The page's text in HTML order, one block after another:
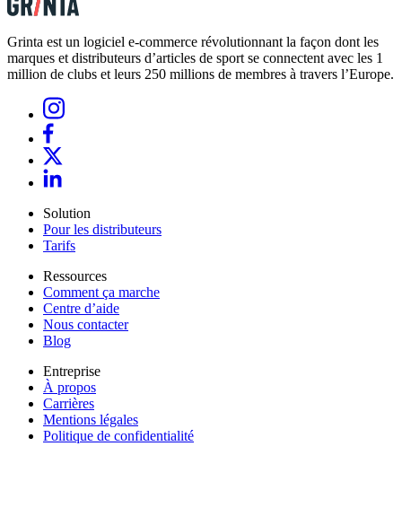
Grinta est un logiciel e-commerce révolutionnant la façon dont les
marques et distributeurs d’articles de sport se connectent avec les 1
million de clubs et leurs 250 millions de membres à travers l’Europe.
Solution
Pour les distributeurs
Tarifs
Ressources
Comment ça marche
Centre d’aide
Nous contacter
Blog
Entreprise
À propos
Carrières
Mentions légales
Politique de confidentialité